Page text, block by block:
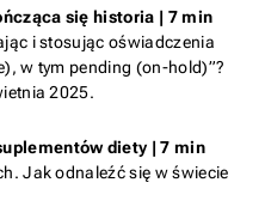
się historia | 7 min
i stosując oświadczenia
w tym pending (on-hold)”?
2025.
diety | 7 min
Jak odnaleźć się w świecie